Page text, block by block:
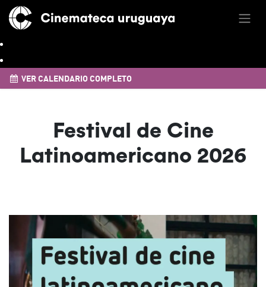
VER CALENDARIO COMPLETO
Festival de Cine
Latinoamericano 2026